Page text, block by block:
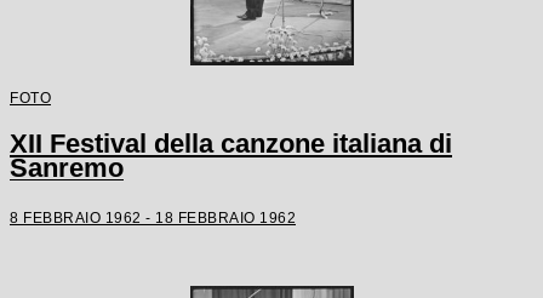
FOTO
XII Festival della canzone italiana di
Sanremo
8 FEBBRAIO 1962 - 18 FEBBRAIO 1962